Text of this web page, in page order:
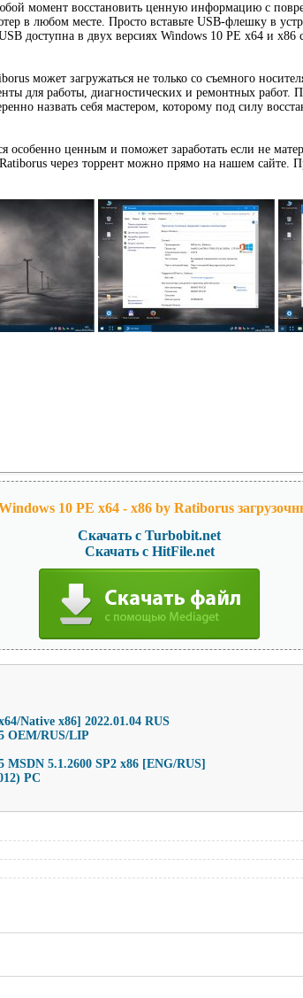
момент восстановить ценную информацию с
в любом месте. Просто вставьте USB-флешку в
доступна в двух версиях Windows 10 PE x64 и x86
может загружаться не только со съемного
для работы, диагностических и ремонтных работ.
назвать себя мастером, которому под силу
особенно ценным и поможет заработать если не
через торрент можно прямо на нашем сайте.
10 PE x64 - x86 by Ratiborus
Скачать с Turbobit.net
Скачать с HitFile.net
Native x86] 2022.01.04 RUS
OEM/RUS/LIP
5.1.2600 SP2 x86 [ENG/RUS]
PC